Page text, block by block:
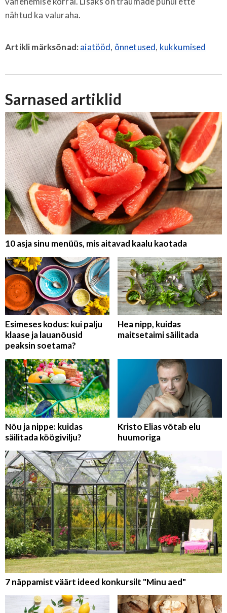
nähtud ka valuraha.
Artikli märksõnad: aiatööd, õnnetused, kukkumised
Sarnased artiklid
10 asja sinu menüüs, mis aitavad kaalu kaotada
Esimeses kodus: kui palju
klaase ja lauanõusid
peaksin soetama?
Hea nipp, kuidas
maitsetaimi säilitada
Nõu ja nippe: kuidas
säilitada köögivilju?
Kristo Elias võtab elu
huumoriga
7 näppamist väärt ideed konkursilt "Minu aed"